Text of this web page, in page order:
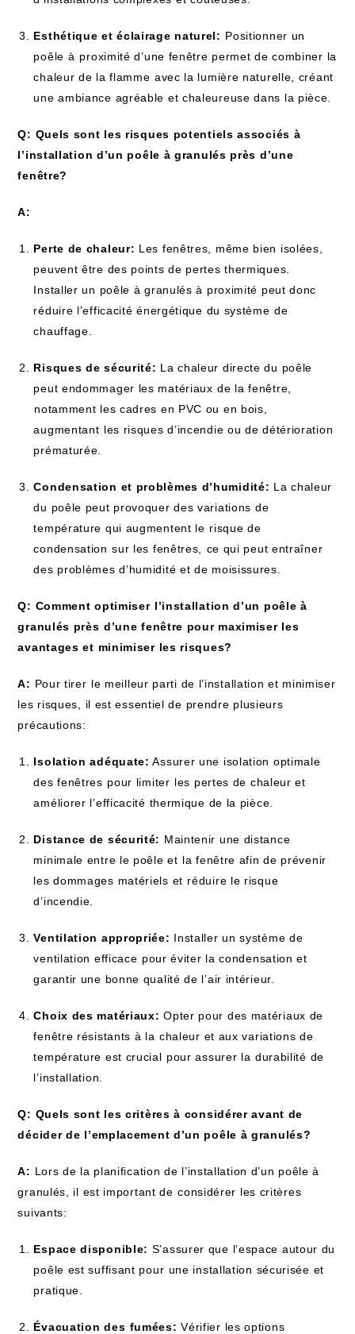
Esthétique‌ et éclairage naturel: ⁣Positionner un
poêle ⁣à⁤ proximité d’une fenêtre permet de combiner la
chaleur de la‍ flamme⁣ avec la lumière naturelle, ​créant
une ambiance agréable​ et chaleureuse ​dans la ​pièce.
Q: Quels sont les risques potentiels associés à ​
l’installation d’un poêle à granulés près d’une
fenêtre?
A:
Perte de chaleur: Les fenêtres, même bien isolées, ​
peuvent être‍ des‌ points de pertes thermiques.
‌Installer un poêle à granulés à proximité peut donc
réduire l’efficacité ​énergétique du système⁣ de
chauffage.
Risques de ‌sécurité: La chaleur directe du poêle
peut endommager les matériaux⁢ de‍ la fenêtre,
⁢notamment les cadres en PVC ou en bois,‌
augmentant⁤ les risques d’incendie ou de ‍détérioration
prématurée.
Condensation et problèmes d’humidité: La chaleur
du poêle ‍peut provoquer des variations ⁤de
température qui augmentent le⁤ risque de
‍condensation⁣ sur ‍les fenêtres, ⁣ce ‌qui peut entraîner
des‌ problèmes d’humidité et de‍ moisissures.
Q: Comment optimiser⁣ l’installation d’un ‍poêle à
granulés près ⁤d’une fenêtre pour maximiser les
avantages et minimiser les risques?
A: Pour tirer⁢ le meilleur parti de l’installation ‍et minimiser
‌les risques, il est essentiel de prendre plusieurs
précautions:
Isolation adéquate: Assurer une isolation optimale
des fenêtres ⁣pour limiter ⁢les pertes de chaleur et
améliorer l’efficacité thermique de la pièce.
Distance de sécurité: ‌Maintenir une distance
minimale entre le poêle et⁤ la‍ fenêtre afin de prévenir
les dommages matériels et ⁤réduire le risque
d’incendie.
Ventilation appropriée: Installer un ​système de
ventilation efficace ⁢pour éviter la condensation et
garantir une bonne qualité de l’air intérieur.
Choix des matériaux: Opter pour des matériaux de
fenêtre résistants à la⁢ chaleur et aux variations de
température est crucial ⁤pour assurer la ⁤durabilité de
l’installation.
Q: Quels sont les critères à considérer avant de
décider de l’emplacement ‍d’un poêle à granulés?
A: Lors de la planification de l’installation ​d’un poêle à
granulés, il est important de⁣ considérer ​les critères
suivants:
Espace disponible: S’assurer ​que l’espace autour du
poêle est suffisant pour ⁢une installation sécurisée et⁤
pratique.
Évacuation ​des ⁣fumées: ‌Vérifier les options